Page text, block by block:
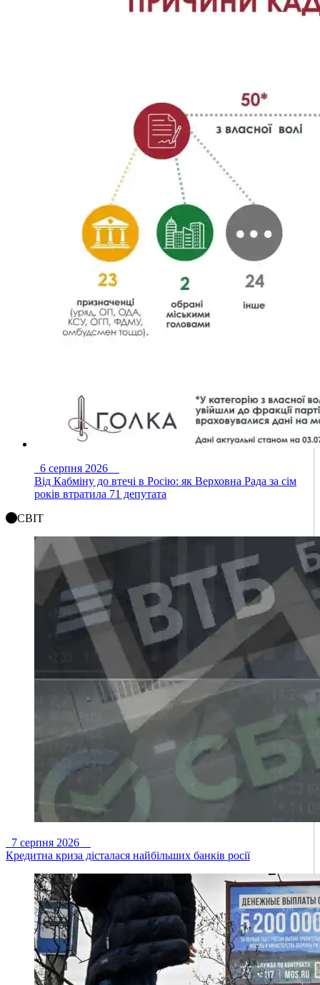
6 серпня 2026
Від Кабміну до втечі в Росію: як Верховна Рада за сім
років втратила 71 депутата
СВІТ
7 серпня 2026
Кредитна криза дісталася найбільших банків росії